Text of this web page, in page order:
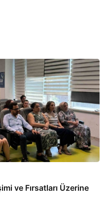
ve Fırsatları Üzerine